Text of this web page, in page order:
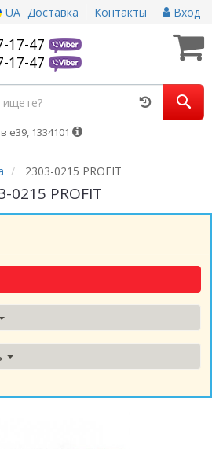
UA Доставка Контакты Вход
17-47
17-47
е39, 1334101
2303-0215 PROFIT
0215 PROFIT